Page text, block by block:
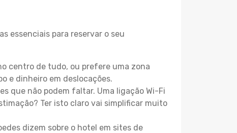
essenciais para reservar o seu
centro de tudo, ou prefere uma zona
e dinheiro em deslocações.
que não podem faltar. Uma ligação Wi-Fi
Ter isto claro vai simplificar muito
dizem sobre o hotel em sites de